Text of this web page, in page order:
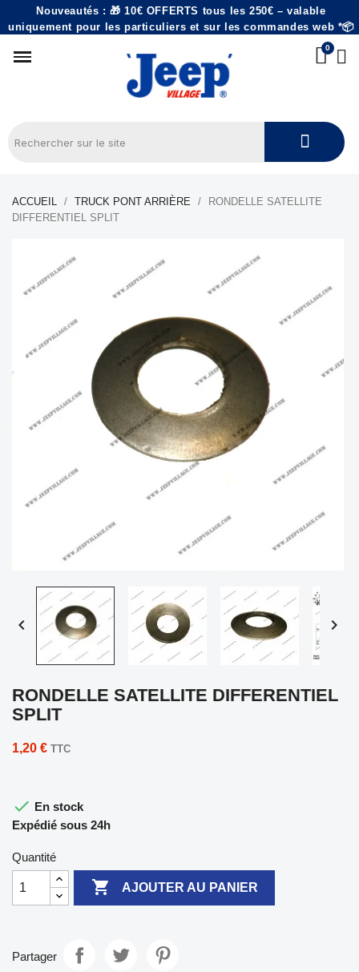
Nouveautés : 🎁 10€ OFFERTS tous les 250€ – valable
uniquement pour les particuliers et sur les commandes web *📦
ACCUEIL TRUCK PONT ARRIÈRE
RONDELLE SATELLITE
DIFFERENTIEL SPLIT
 
RONDELLE SATELLITE DIFFERENTIEL
SPLIT
1,20 € TTC
 En stock
Expédié sous 24h
Quantité
 AJOUTER AU PANIER
Partager